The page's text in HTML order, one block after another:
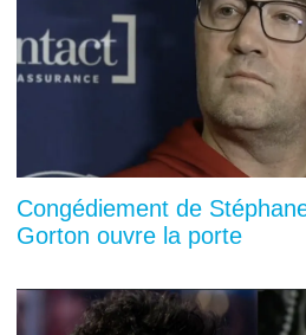
Congédiement de
Gorton ouvre la porte